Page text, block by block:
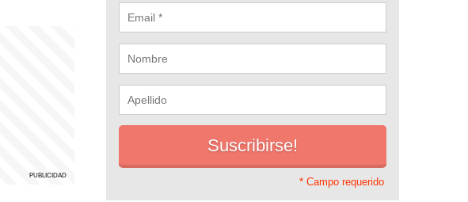
* Campo requerido